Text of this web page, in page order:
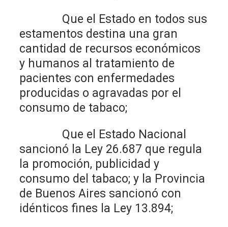
Que el Estado en todos sus
estamentos destina una gran
cantidad de recursos económicos
y humanos al tratamiento de
pacientes con enfermedades
producidas o agravadas por el
consumo de tabaco;
Que el Estado Nacional
sancionó la Ley 26.687 que regula
la promoción, publicidad y
consumo del tabaco; y la Provincia
de Buenos Aires sancionó con
idénticos fines la Ley 13.894;